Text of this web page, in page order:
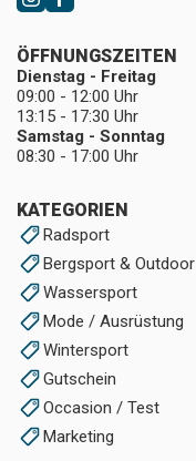
KATEGORIEN
Radsport
Bergsport & Outdoor
Wassersport
Mode / Ausrüstung
Wintersport
Gutschein
Occasion / Test
Marketing
ÖFFNUNGSZEITEN
Dienstag - Freitag
09:00 - 12:00 Uhr
13:15 - 17:30 Uhr
Samstag - Sonntag
08:30 - 17:00 Uhr